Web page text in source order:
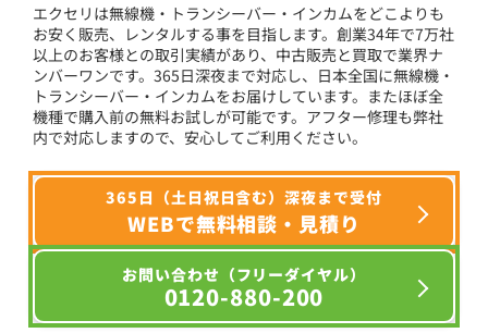
エクセリは無線機・トランシーバー・インカムをどこよりも
お安く販売、レンタルする事を目指します。創業34年で7万社
以上のお客様との取引実績があり、中古販売と買取で業界ナ
ンバーワンです。365日深夜まで対応し、日本全国に無線機・
トランシーバー・インカムをお届けしています。またほぼ全
機種で購入前の無料お試しが可能です。アフター修理も弊社
内で対応しますので、安心してご利用ください。
365日（土日祝日含む）深夜まで受付
WEBで無料相談・見積り
お問い合わせ（フリーダイヤル）
0120-880-200